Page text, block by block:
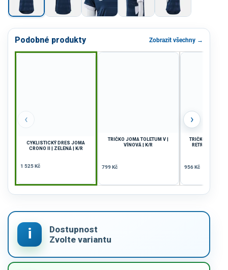
Podobné produkty Zobrazit všechny →
‹
CYKLISTICKÝ DRES JOMA
CRONO II | ZELENÁ | K/R
1 525 Kč
TRIČKO JOMA TOLETUM V |
VÍNOVÁ | K/R
799 Kč
TRIČKO JOMA
RETRO | BÍLÁ-
956 Kč
›